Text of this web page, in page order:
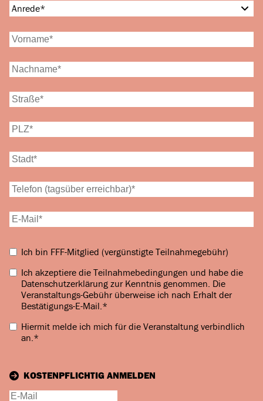
Anrede*
Ich bin FFF-Mitglied (vergünstigte Teilnahmegebühr)
Ich akzeptiere die Teilnahmebedingungen und habe die
Datenschutzerklärung zur Kenntnis genommen. Die
Veranstaltungs-Gebühr überweise ich nach Erhalt der
Bestätigungs-E-Mail.*
Hiermit melde ich mich für die Veranstaltung verbindlich
an.*
KOSTENPFLICHTIG ANMELDEN